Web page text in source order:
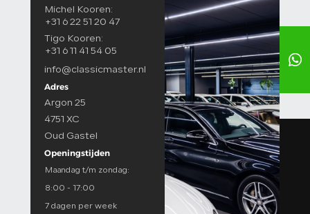
Michel Kooren:
+31 6 22 51 20 47
Tigo Kooren:
+31 6 11 41 54 05
info@classicmaster.nl
Adres
Argon 25
4751 XC
Oud Gastel
Openingstijden
Maandag t/m zondag:
8:00 - 17:00
7 dagen per week